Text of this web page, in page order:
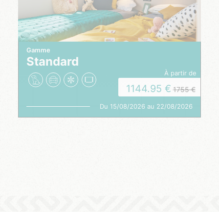
Gamme
Standard
à partir de
1144.95 1755
Du 15/08/2026 au 22/08/2026